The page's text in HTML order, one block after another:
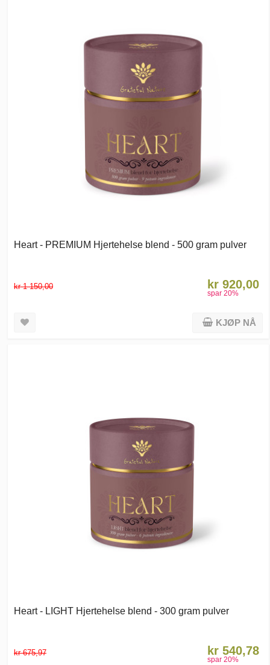
Heart - PREMIUM Hjertehelse blend - 500 gram pulver
kr 1 150,00 kr 920,00
spar 20%
KJØP NÅ
Heart - LIGHT Hjertehelse blend - 300 gram pulver
kr 675,97 kr 540,78
spar 20%